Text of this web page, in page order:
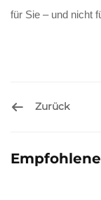
für Sie – und nicht
Zurück